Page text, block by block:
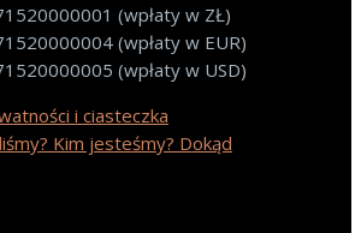
(wpłaty w ZŁ)
(wpłaty w EUR)
(wpłaty w USD)
i ciasteczka
Kim jesteśmy? Dokąd